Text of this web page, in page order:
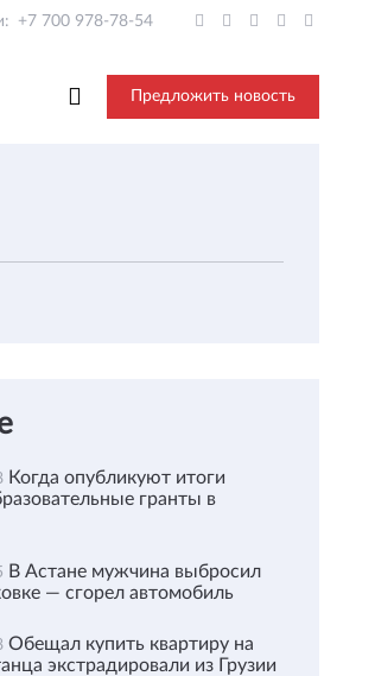
+7 700 978-78-54
Предложить новость
Когда опубликуют итоги
гранты в
В Астане мужчина выбросил
— сгорел автомобиль
Обещал купить квартиру на
экстрадировали из Грузии